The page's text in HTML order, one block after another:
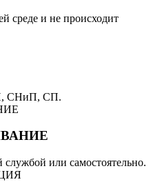
среде и не происходит
СНиП, СП.
службой или самостоятельно.